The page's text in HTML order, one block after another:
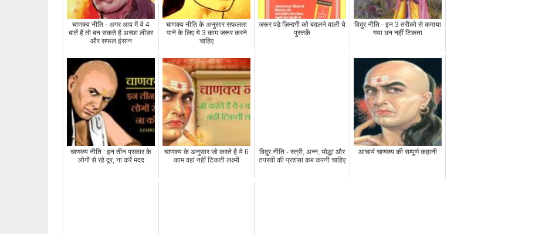
चाणक्य नीति - अगर आप में ये 4
बातें हैं तो बन सकते हैं अच्छा लीडर
और सफल इंसान
चाणक्य नीति के अनुसार सफलता
पाने के लिए ये 3 काम जरूर करने
चाहिए
जरूर पढ़े ज़िन्दगी को बदलने वाली ये
पुस्तकें
विदुर नीति - इन 3 तरीको से कमाया
गया धन नहीं टिकता
चाणक्य नीति : इन तीन प्रकार के
लोगों से रहे दूर, ना करें मदद
चाणक्य के अनुसार जो करते है ये 6
काम वहां नहीं टिकती लक्ष्मी
विदुर नीति - स्त्री, अन्न, योद्धा और
तपस्वी की प्रशंसा कब करनी चाहिए
आचार्य चाणक्य की सम्पूर्ण कहानी